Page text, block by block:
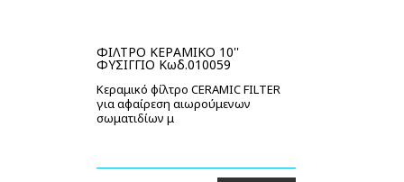
ΦΙΛΤΡΟ ΚΕΡΑΜΙΚΟ 10''
ΦΥΣΙΓΓΙΟ Κωδ.010059
Κεραμικό φίλτρο CERAMIC FILTER
για αφαίρεση αιωρούμενων
σωματιδίων μ